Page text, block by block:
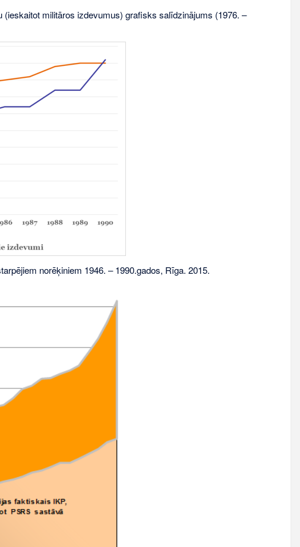
militāros izdevumus) grafisks salīdzinājums (1976. –
norēķiniem 1946. – 1990.gados, Rīga. 2015.